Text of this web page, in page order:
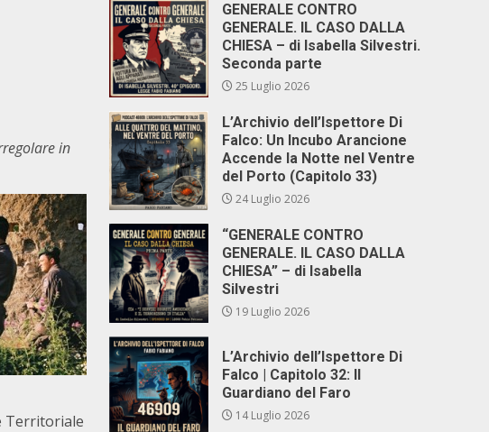
in
Territoriale
GENERALE CONTRO
GENERALE. IL CASO DALLA
CHIESA – di Isabella Silvestri.
Seconda parte
25 Luglio 2026
L’Archivio dell’Ispettore Di
Falco: Un Incubo Arancione
Accende la Notte nel Ventre
del Porto (Capitolo 33)
24 Luglio 2026
“GENERALE CONTRO
GENERALE. IL CASO DALLA
CHIESA” – di Isabella
Silvestri
19 Luglio 2026
L’Archivio dell’Ispettore Di
Falco | Capitolo 32: Il
Guardiano del Faro
14 Luglio 2026